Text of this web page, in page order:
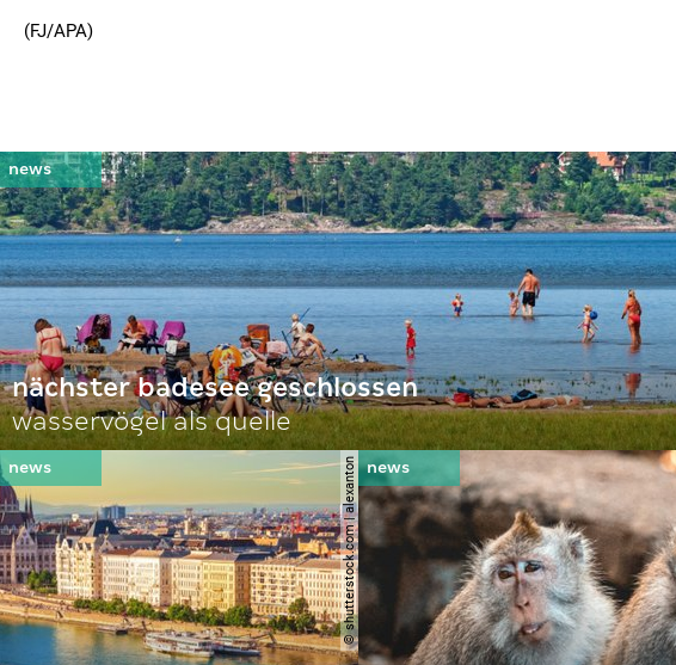
(FJ/APA)
nächster badesee geschlossen
wasservögel als quelle
© shutterstock.com | alexanton